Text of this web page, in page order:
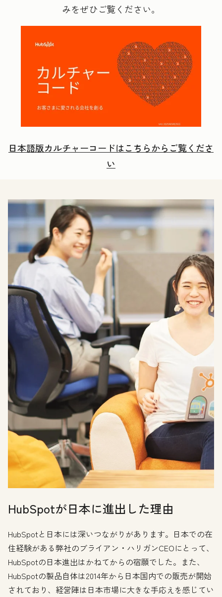
みをぜひご覧ください。
日本語版カルチャーコードはこちらからご覧くださ
い
HubSpotが日本に進出した理由
HubSpotと日本には深いつながりがあります。日本での在
住経験がある弊社のブライアン・ハリガンCEOにとって、
HubSpotの日本進出はかねてからの宿願でした。また、
HubSpotの製品自体は2014年から日本国内での販売が開始
されており、経営陣は日本市場に大きな手応えを感じてい